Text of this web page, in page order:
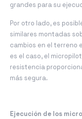
grandes para su
Por otro lado, es
similares montadas
cambios en el terreno
es el caso, el
resistencia
más segura.
Ejecución de los